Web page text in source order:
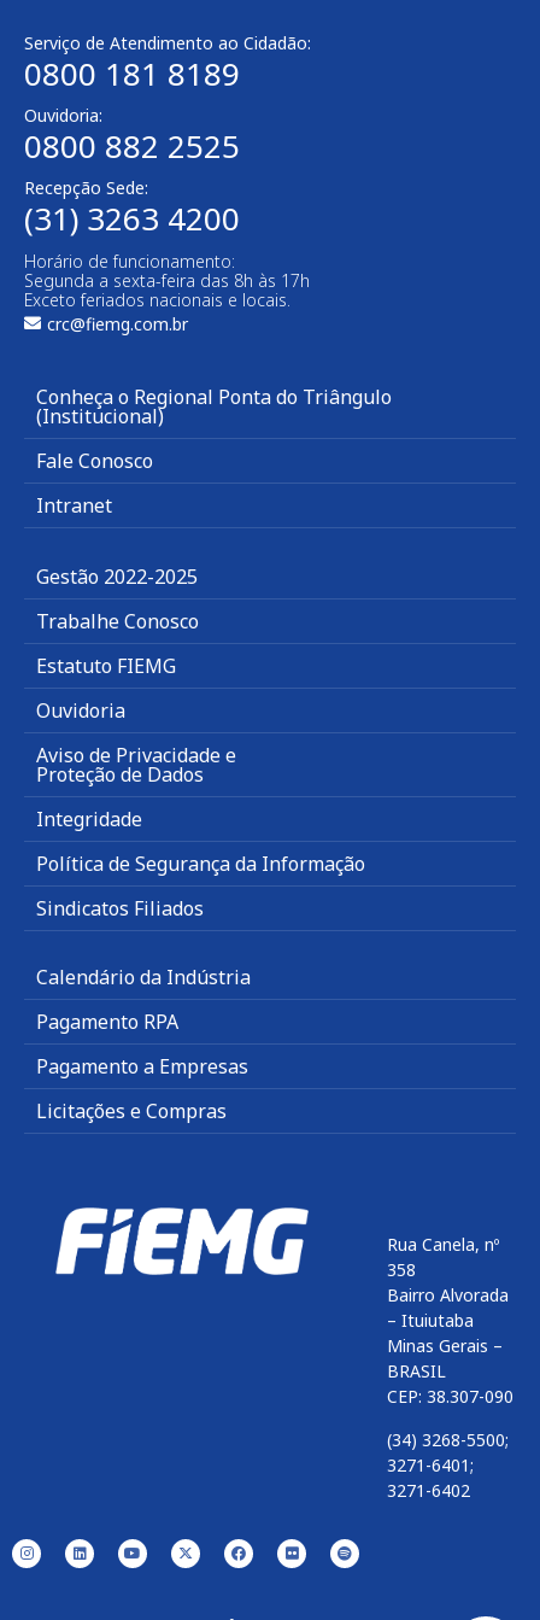
Serviço de Atendimento ao Cidadão:
0800 181 8189
Ouvidoria:
0800 882 2525
Recepção Sede:
(31) 3263 4200
Horário de funcionamento:
Segunda a sexta-feira das 8h às 17h
Exceto feriados nacionais e locais.
crc@fiemg.com.br
Conheça o Regional Ponta do Triângulo
(Institucional)
Fale Conosco
Intranet
Gestão 2022-2025
Trabalhe Conosco
Estatuto FIEMG
Ouvidoria
Aviso de Privacidade e
Proteção de Dados
Integridade
Política de Segurança da Informação
Sindicatos Filiados
Calendário da Indústria
Pagamento RPA
Pagamento a Empresas
Licitações e Compras
Rua Canela, nº
358
Bairro Alvorada
– Ituiutaba
Minas Gerais –
BRASIL
CEP: 38.307-090
(34) 3268-5500;
3271-6401;
3271-6402